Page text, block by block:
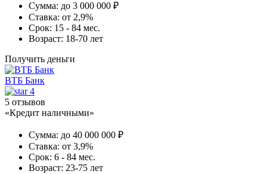
Сумма: до 3 000 000 ₽
Ставка: от 2,9%
Срок: 15 - 84 мес.
Возраст: 18-70 лет
Получить деньги
ВТБ Банк
4
5 отзывов
«Кредит наличными»
Сумма: до 40 000 000 ₽
Ставка: от 3,9%
Срок: 6 - 84 мес.
Возраст: 23-75 лет